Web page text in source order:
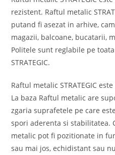
rezistent. Raftul metalic
putand fi asezat in arhive,
magazii, balcoane, bucatarii,
Politele sunt reglabile pe
STRATEGIC.
Raftul metalic STRATEGIC
La baza Raftul metalic are
zgaria suprafetele pe care
spori aderenta si stabilitatea.
metalic pot fi pozitionate in
sau mai jos, echidistant sau